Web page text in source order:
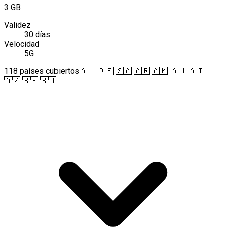
3 GB
Validez
30 días
Velocidad
5G
118 países cubiertos🇦🇱 🇩🇪 🇸🇦 🇦🇷 🇦🇲 🇦🇺 🇦🇹
🇦🇿 🇧🇪 🇧🇴